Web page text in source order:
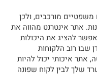
מורכבים, ולכן
אתר אינטרנט מהווה את
להציג את היכולות
שבו רוב הלקוחות
איכותי יכול להיות
שלך לבין לקוח שפונה